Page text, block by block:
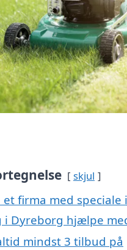
skjul
et firma med speciale i
Dyreborg hjælpe
mindst 3 tilbud på